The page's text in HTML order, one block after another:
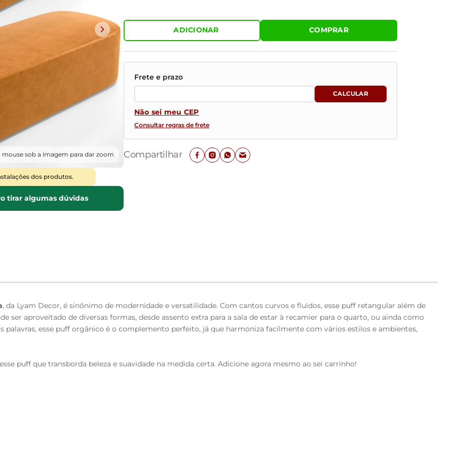
Baú Organizador
Ver todos
mouse sob a imagem para dar zoom
dos produtos.
tirar algumas dúvidas
ADICIONAR COMPRAR
Não sei meu CEP
Consultar regras de frete
Compartilhar
, da Lyam Decor, é sinônimo de modernidade e versatilidade. Com cantos curvos e fluidos, esse puff retangular além de
ser aproveitado de diversas formas, desde assento extra para a sala de estar à recamier para o quarto, ou ainda como
palavras, esse puff orgânico é o complemento perfeito, já que harmoniza facilmente com vários estilos e ambientes,
puff que transborda beleza e suavidade na medida certa. Adicione agora mesmo ao sei carrinho!